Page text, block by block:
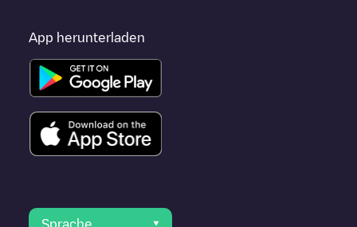
App herunterladen
Sprache